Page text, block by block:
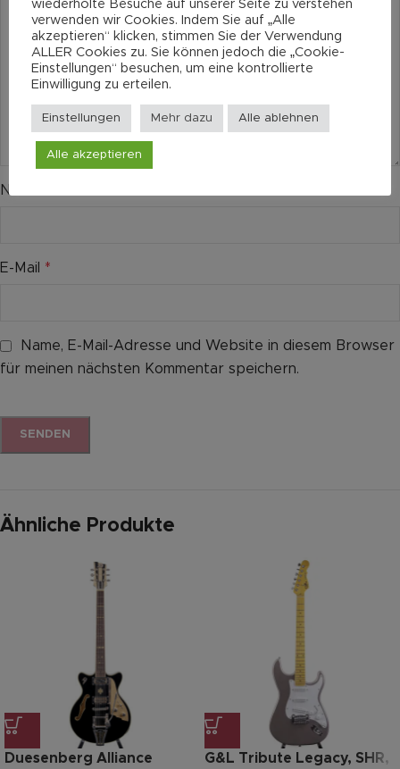
Name
E-Mail *
Name, E-Mail-Adresse und Website in diesem Browser
für meinen nächsten Kommentar speichern.
Ähnliche Produkte
Duesenberg Alliance
G&L Tribute Legacy, SHR,
wiederholte Besuche auf unserer Seite zu verstehen
verwenden wir Cookies. Indem Sie auf „Alle
akzeptieren“ klicken, stimmen Sie der Verwendung
ALLER Cookies zu. Sie können jedoch die „Cookie-
Einstellungen“ besuchen, um eine kontrollierte
Einwilligung zu erteilen.
Einstellungen Mehr dazu Alle ablehnen
Alle akzeptieren